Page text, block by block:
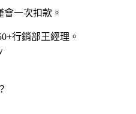
會一次扣款。
行銷部王經理。